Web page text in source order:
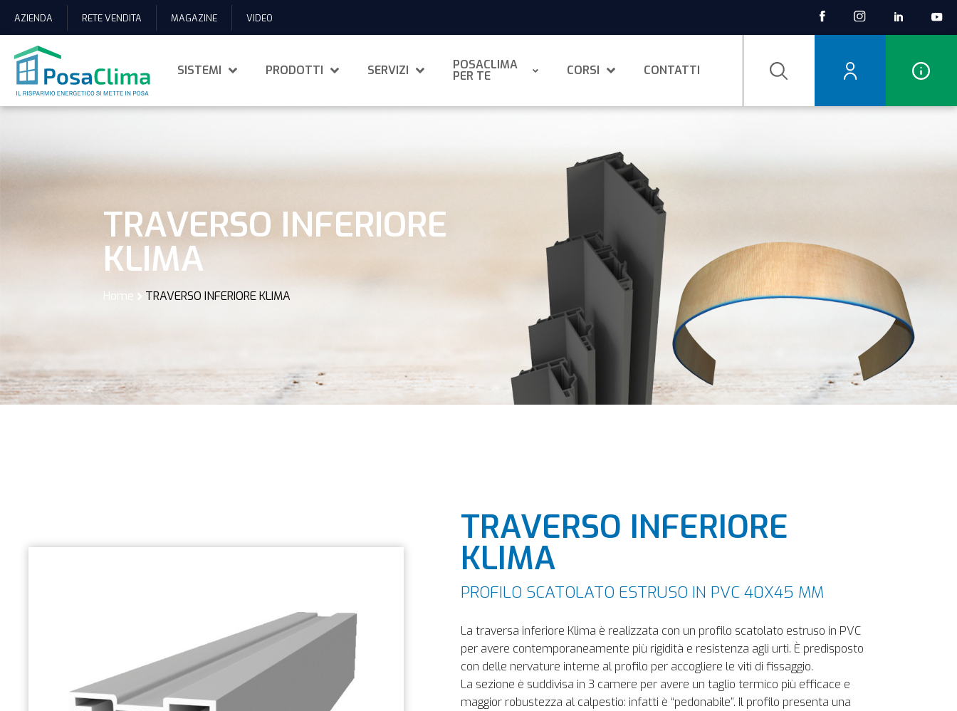
AZIENDA RETE VENDITA MAGAZINE VIDEO
SISTEMI PRODOTTI SERVIZI POSACLIMA
PER TE CORSI CONTATTI
TRAVERSO INFERIORE
KLIMA
Home TRAVERSO INFERIORE KLIMA
TRAVERSO INFERIORE
KLIMA
PROFILO SCATOLATO ESTRUSO IN PVC 40X45 MM
La traversa inferiore Klima è realizzata con un profilo scatolato estruso in PVC
per avere contemporaneamente più rigidità e resistenza agli urti. È predisposto
con delle nervature interne al profilo per accogliere le viti di fissaggio.
La sezione è suddivisa in 3 camere per avere un taglio termico più efficace e
maggior robustezza al calpestio: infatti è “pedonabile”. Il profilo presenta una